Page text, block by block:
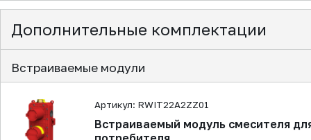
Дополнительные комплектации
Встраиваемые модули
Артикул: RWIT22A2ZZ01
Встраиваемый модуль смесителя